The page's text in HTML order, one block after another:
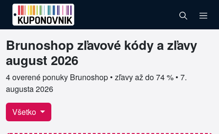
Brunoshop zľavové kódy a zľavy
august 2026
4 overené ponuky Brunoshop • zľavy až do 74 % • 7.
augusta 2026
Overené kupóny pre Brunoshop
Všetko